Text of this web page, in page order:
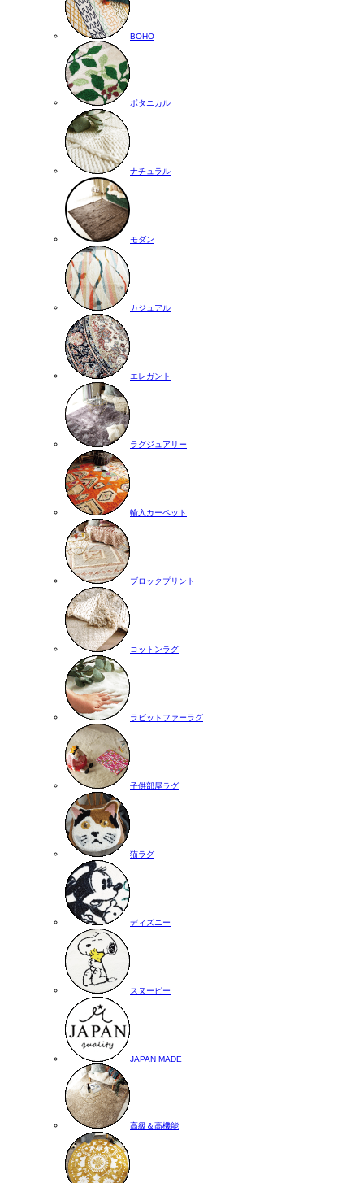
BOHO
ボタニカル
ナチュラル
モダン
カジュアル
エレガント
ラグジュアリー
輸入カーペット
ブロックプリント
コットンラグ
ラビットファーラグ
子供部屋ラグ
猫ラグ
ディズニー
スヌーピー
JAPAN MADE
高級＆高機能